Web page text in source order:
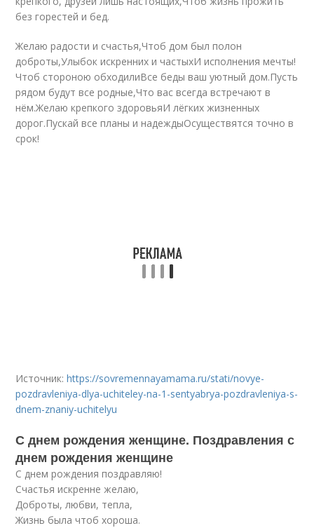
без горестей и бед.
Желаю радости и счастья,Чтоб дом был полон
доброты,Улыбок искренних и частыхИ исполнения мечты!
Чтоб стороною обходилиВсе беды ваш уютный дом.Пусть
рядом будут все родные,Что вас всегда встречают в
нём.Желаю крепкого здоровьяИ лёгких жизненных
дорог.Пускай все планы и надеждыОсуществятся точно в
срок!
Источник:https://sovremennayamama.ru/stati/novye-
pozdravleniya-dlya-uchiteley-na-1-sentyabrya-pozdravleniya-s-
dnem-znaniy-uchitelyu
С днем рождения женщине. Поздравления с
днем рождения женщине
С днем рождения поздравляю!
Счастья искренне желаю,
Доброты, любви, тепла,
Жизнь была чтоб хороша.